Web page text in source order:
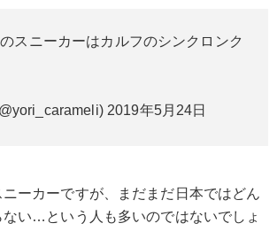
スニーカーはカルフのシンクロンク
2019年5月24日
ーカーですが、まだまだ日本ではどん
い…という人も多いのではないでしょ